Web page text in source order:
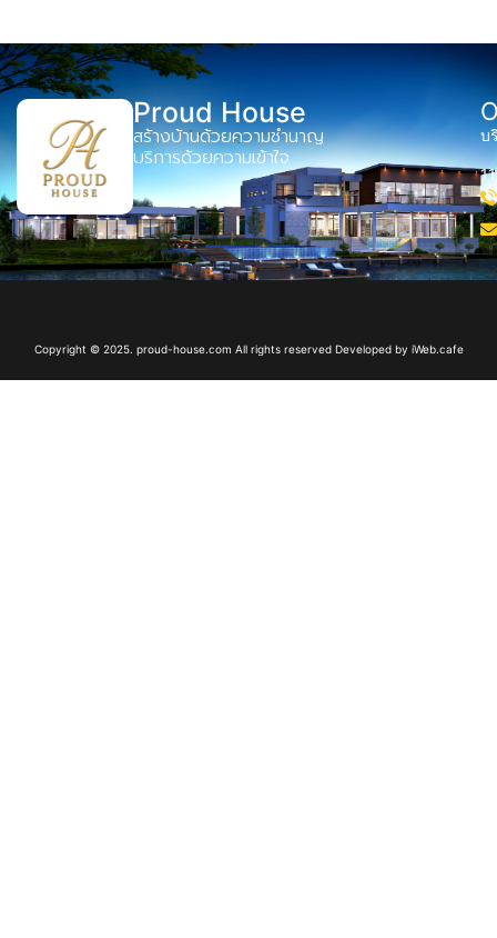
Proud House
สร้างบ้านด้วยความชำนาญ
บริการด้วยความเข้าใจ
บ
Copyright © 2025. proud-house.com All rights reserved Developed by iWeb.cafe